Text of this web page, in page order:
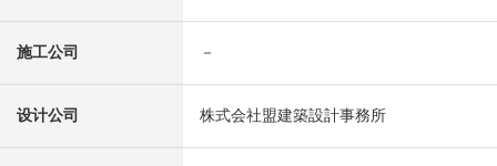
施工公司 －
设计公司 株式会社盟建築設計事務所